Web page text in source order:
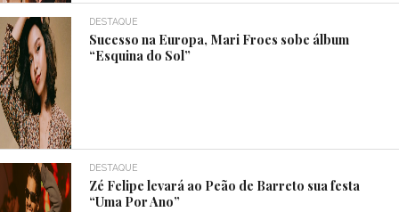
DESTAQUE
Sucesso na Europa, Mari Froes sobe álbum
“Esquina do Sol”
DESTAQUE
Zé Felipe levará ao Peão de Barreto sua festa
“Uma Por Ano”